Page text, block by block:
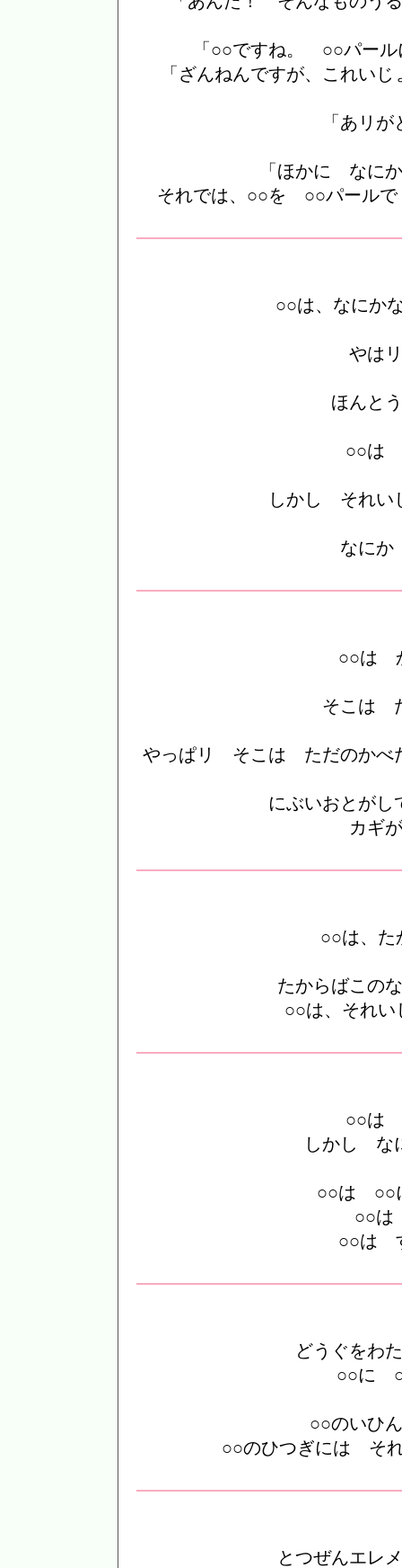
「○○ですね。 ○○パー
「ざんねんですが、これい
「あリ
「ほかに なに
それでは、○○を ○○パール
○○は、なにか
やは
ほんと
○○は
しかし それい
なに
○○は
そこは
やっぱリ そこは ただのかべ
にぶいおとがし
カギ
○○は、た
たからばこの
○○は、それい
○○は
しかし な
○○は ○○
○○は
○○は
どうぐをわ
○○に
○○のいひ
○○のひつぎには そ
とつぜんエレ